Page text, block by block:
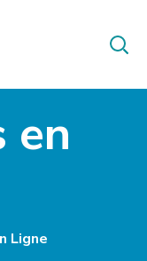
en
Ligne